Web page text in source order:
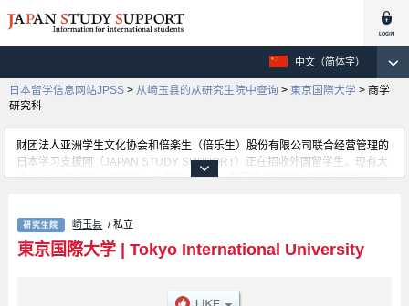
中文（简体字）
日本留学信息网站JPSS > 从崎玉县的从研究生院中查询 > 東京国際大学 > 商学
研究科
财团法人亚洲学生文化协会和倍楽生（倍乐生）股份有限公司联合经营管理的
日本学习支援网（JAPAN STUDY SUPPORT）正在招收外国留学生。现有大
约1300个学校的大学学部、大学院、短大、专门学校的招生信息正登载于此
Relations、Economics、Clinical Psychology、TIU English Track Master's
and Doctorate's Degree Programs等各研究科的不同信息。招收名额、合格
人数等考试信息，以及设施介绍、联系方式等外国留学生必要的信息都登载于
崎玉县 / 私立
東京国際大学| Tokyo International University